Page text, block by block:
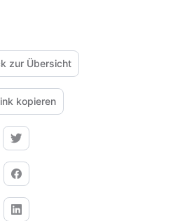
zur Übersicht
kopieren